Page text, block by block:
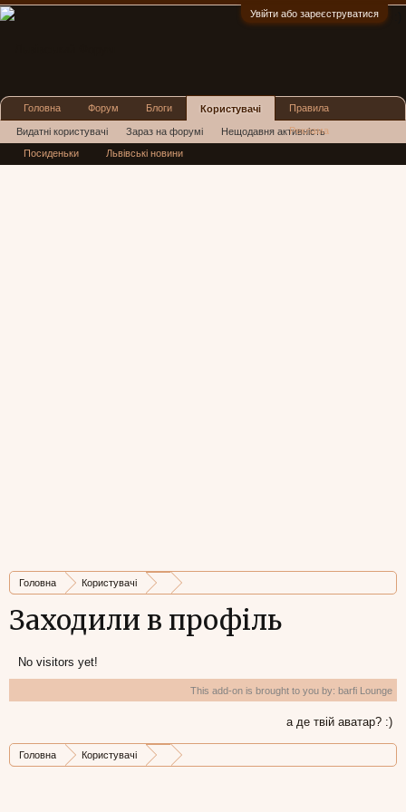
Увійти або зареєструватися
Головна Користувачі
Заходили в профіль
No visitors yet!
This add-on is brought to you by: barfi Lounge
а де твій аватар? :)
Головна Користувачі
Головна Форум Блоги Користувачі
Видатні користувачі Зараз на форумі Нещодавня активність
Нові повідомлення профілю
Правила
Реклама
Посиденьки Львівські новини